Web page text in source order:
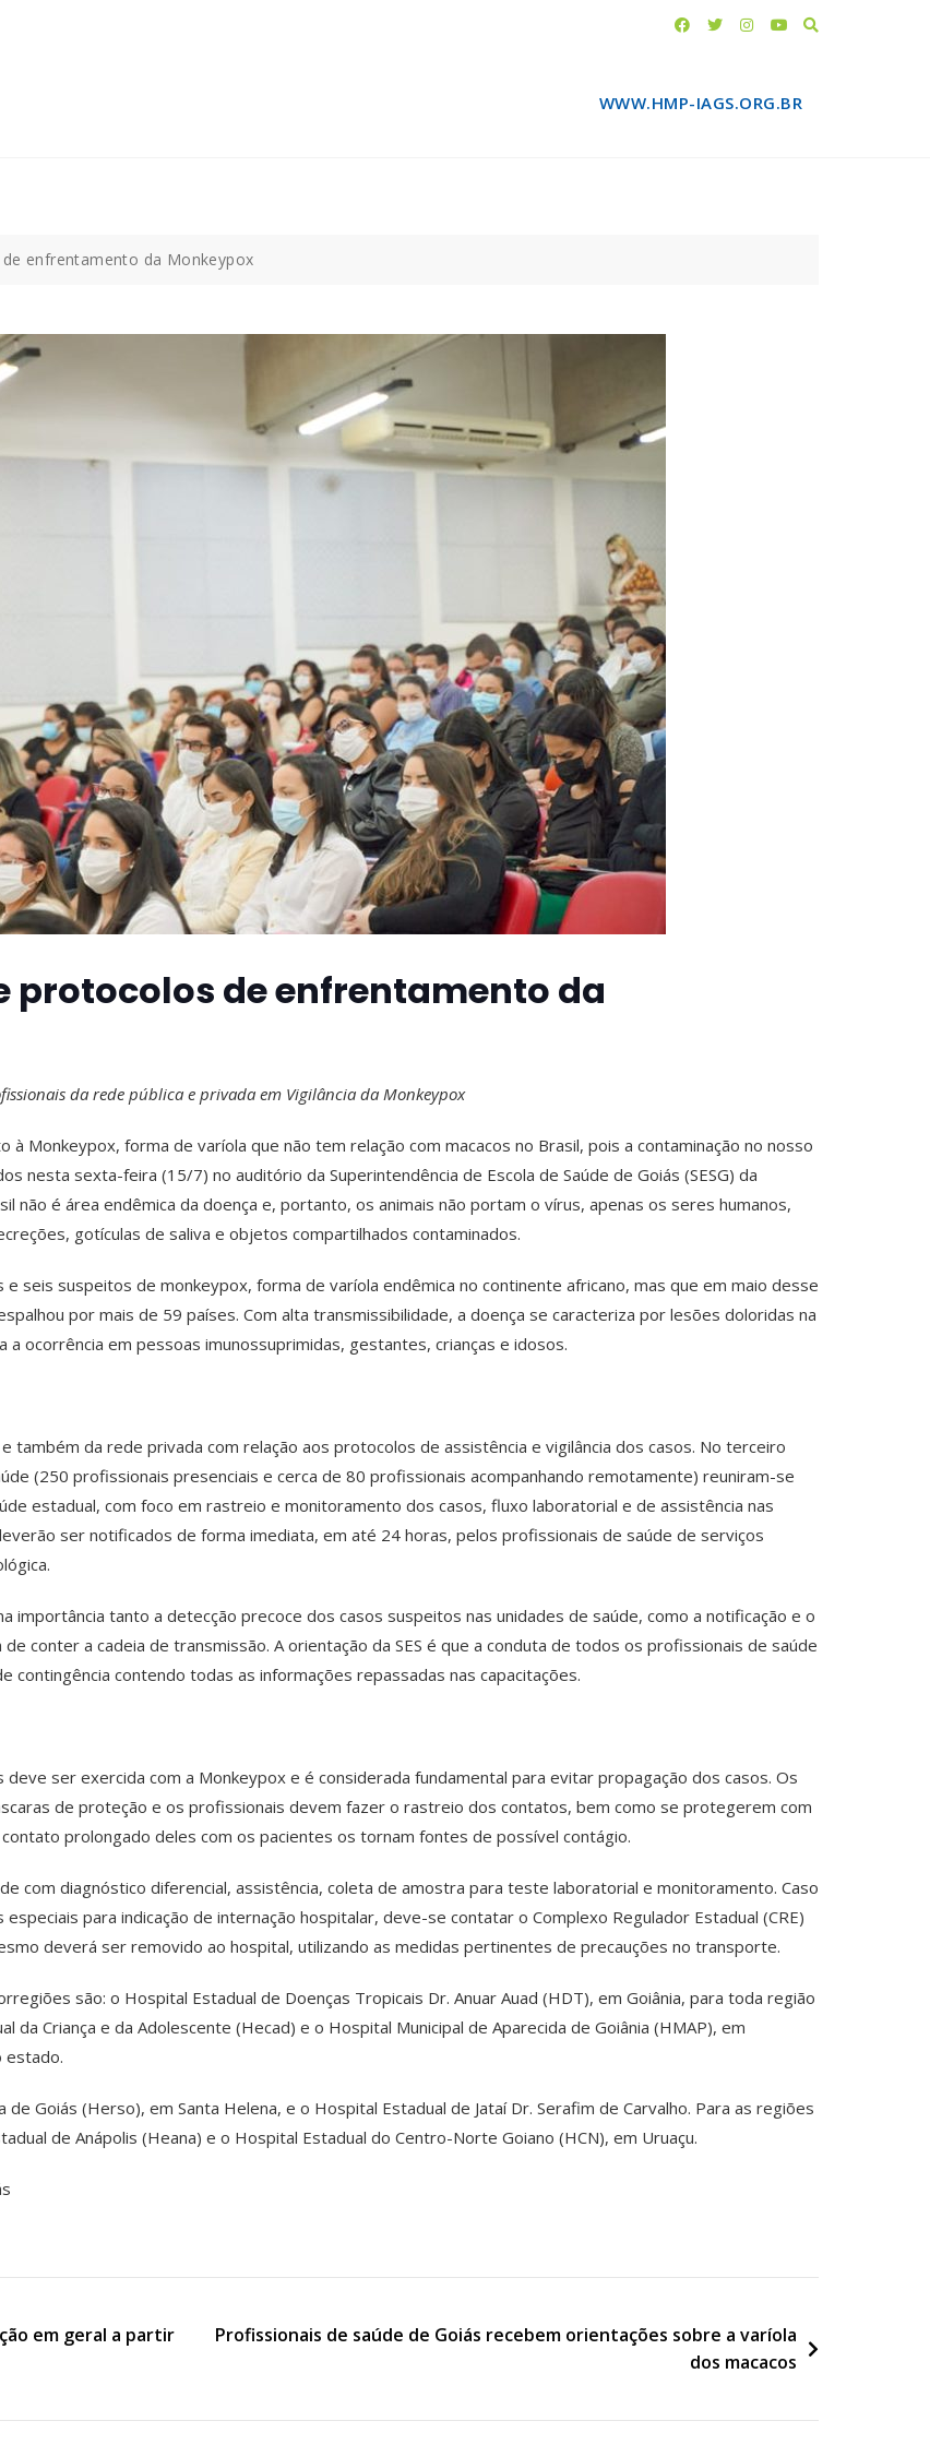
WWW.HMP-IAGS.ORG.BR
enfrentamento da Monkeypox
protocolos de enfrentamento da
da rede pública e privada em Vigilância da Monkeypox
Monkeypox, forma de varíola que não tem relação com macacos no Brasil, pois a contaminação no nosso
nesta sexta-feira (15/7) no auditório da Superintendência de Escola de Saúde de Goiás (SESG) da
não é área endêmica da doença e, portanto, os animais não portam o vírus, apenas os seres humanos,
gotículas de saliva e objetos compartilhados contaminados.
seis suspeitos de monkeypox, forma de varíola endêmica no continente africano, mas que em maio desse
por mais de 59 países. Com alta transmissibilidade, a doença se caracteriza por lesões doloridas na
ocorrência em pessoas imunossuprimidas, gestantes, crianças e idosos.
também da rede privada com relação aos protocolos de assistência e vigilância dos casos. No terceiro
(250 profissionais presenciais e cerca de 80 profissionais acompanhando remotamente) reuniram-se
estadual, com foco em rastreio e monitoramento dos casos, fluxo laboratorial e de assistência nas
ser notificados de forma imediata, em até 24 horas, pelos profissionais de saúde de serviços
importância tanto a detecção precoce dos casos suspeitos nas unidades de saúde, como a notificação e o
conter a cadeia de transmissão. A orientação da SES é que a conduta de todos os profissionais de saúde
contingência contendo todas as informações repassadas nas capacitações.
ser exercida com a Monkeypox e é considerada fundamental para evitar propagação dos casos. Os
de proteção e os profissionais devem fazer o rastreio dos contatos, bem como se protegerem com
prolongado deles com os pacientes os tornam fontes de possível contágio.
com diagnóstico diferencial, assistência, coleta de amostra para teste laboratorial e monitoramento. Caso
para indicação de internação hospitalar, deve-se contatar o Complexo Regulador Estadual (CRE)
deverá ser removido ao hospital, utilizando as medidas pertinentes de precauções no transporte.
são: o Hospital Estadual de Doenças Tropicais Dr. Anuar Auad (HDT), em Goiânia, para toda região
Criança e da Adolescente (Hecad) e o Hospital Municipal de Aparecida de Goiânia (HMAP), em
estado.
Goiás (Herso), em Santa Helena, e o Hospital Estadual de Jataí Dr. Serafim de Carvalho. Para as regiões
de Anápolis (Heana) e o Hospital Estadual do Centro-Norte Goiano (HCN), em Uruaçu.
em geral a partir
Profissionais de saúde de Goiás recebem orientações sobre a varíola
dos macacos